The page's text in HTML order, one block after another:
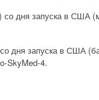
со дня запуска в США
дня запуска в США
SkyMed-4.